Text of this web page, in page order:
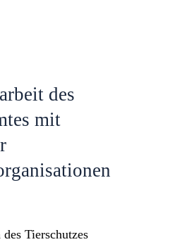
des
mit
Tierschutzes